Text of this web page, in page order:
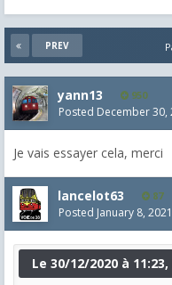
PREV
yann13 950
Posted December 30,
Je vais essayer cela, merci
lancelot63 87
Posted January 8, 2021
Le 30/12/2020 à